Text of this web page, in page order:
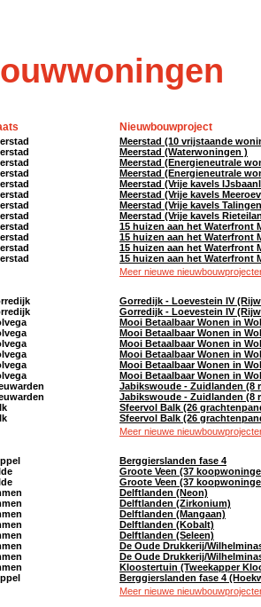
Nieuwbouwproject
Meerstad (10 vrijstaande
Meerstad (Waterwoningen )
Meerstad (Energieneutrale
Meerstad (Energieneutrale
Meerstad (Vrije kavels
Meerstad (Vrije kavels
Meerstad (Vrije kavels
Meerstad (Vrije kavels
15 huizen aan het Waterfront
15 huizen aan het Waterfront
15 huizen aan het Waterfront
15 huizen aan het Waterfront
Meer nieuwe
Gorredijk - Loevestein IV
Gorredijk - Loevestein IV
Mooi Betaalbaar Wonen in
Mooi Betaalbaar Wonen in
Mooi Betaalbaar Wonen in
Mooi Betaalbaar Wonen in
Mooi Betaalbaar Wonen in
Mooi Betaalbaar Wonen in
Jabikswoude - Zuidlanden (8
Jabikswoude - Zuidlanden (8
Sfeervol Balk (26
Sfeervol Balk (26
Meer nieuwe
Berggierslanden fase 4
Groote Veen (37
Groote Veen (37
Delftlanden (Neon)
Delftlanden (Zirkonium)
Delftlanden (Mangaan)
Delftlanden (Kobalt)
Delftlanden (Seleen)
De Oude Drukkerij/
De Oude Drukkerij/
Kloostertuin (Tweekapper
Berggierslanden fase 4
Meer nieuwe